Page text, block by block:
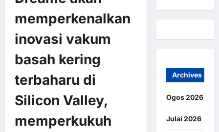
memperkenalkan
inovasi vakum
basah kering
terbaharu di
Silicon Valley,
memperkukuh
Archives
Ogos 2026
Julai 2026